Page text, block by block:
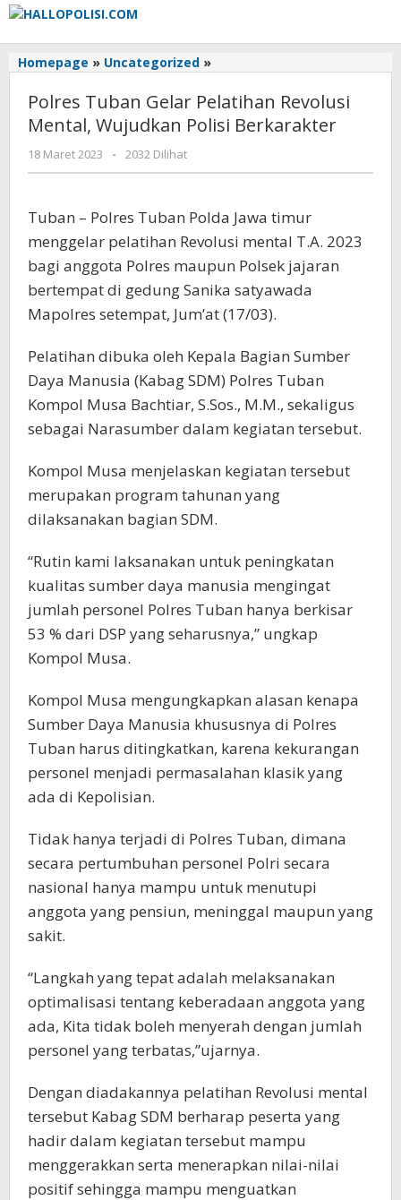
Lewati
konten
Homepage » Uncategorized »Polres
Gelar
Pelatihan
Revolusi
Wujudkan
Berkarakter
Polres Tuban Gelar Pelatihan Revolusi
Mental, Wujudkan Polisi Berkarakter
18 Maret 2023
oleh
Adhis
- 2032 Dilihat
Tuban – Polres Tuban Polda Jawa timur
menggelar pelatihan Revolusi mental T.A. 2023
bagi anggota Polres maupun Polsek jajaran
bertempat di gedung Sanika satyawada
Mapolres setempat, Jum’at (17/03).
Pelatihan dibuka oleh Kepala Bagian Sumber
Daya Manusia (Kabag SDM) Polres Tuban
Kompol Musa Bachtiar, S.Sos., M.M., sekaligus
sebagai Narasumber dalam kegiatan tersebut.
Kompol Musa menjelaskan kegiatan tersebut
merupakan program tahunan yang
dilaksanakan bagian SDM.
“Rutin kami laksanakan untuk peningkatan
kualitas sumber daya manusia mengingat
jumlah personel Polres Tuban hanya berkisar
53 % dari DSP yang seharusnya,” ungkap
Kompol Musa.
Kompol Musa mengungkapkan alasan kenapa
Sumber Daya Manusia khususnya di Polres
Tuban harus ditingkatkan, karena kekurangan
personel menjadi permasalahan klasik yang
ada di Kepolisian.
Tidak hanya terjadi di Polres Tuban, dimana
secara pertumbuhan personel Polri secara
nasional hanya mampu untuk menutupi
anggota yang pensiun, meninggal maupun yang
sakit.
“Langkah yang tepat adalah melaksanakan
optimalisasi tentang keberadaan anggota yang
ada, Kita tidak boleh menyerah dengan jumlah
personel yang terbatas,”ujarnya.
Dengan diadakannya pelatihan Revolusi mental
tersebut Kabag SDM berharap peserta yang
hadir dalam kegiatan tersebut mampu
menggerakkan serta menerapkan nilai-nilai
positif sehingga mampu menguatkan